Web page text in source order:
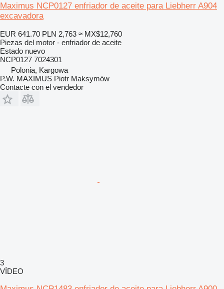
Maximus NCP0127 enfriador de aceite para Liebherr A904
excavadora
EUR 641.70 PLN 2,763 ≈ MX$12,760
Piezas del motor - enfriador de aceite
Estado nuevo
NCP0127 7024301
Polonia, Kargowa
P.W. MAXIMUS Piotr Maksymów
Contacte con el vendedor
3
VÍDEO